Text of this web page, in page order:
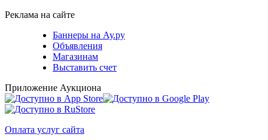
Реклама на сайте
Баннеры на Ау.ру
Объявления
Магазинам
Выставить счет
Приложение Аукциона
Оплата услуг сайта